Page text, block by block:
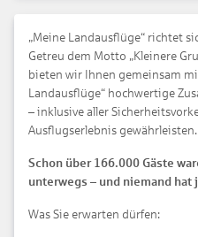
„Meine Landausflüge“ richtet
Getreu dem Motto „Kleinere
bieten wir Ihnen gemeinsam
Landausflüge“ hochwertige
– inklusive aller
Ausflugserlebnis gewährleisten.
Schon über 166.000 Gäste
unterwegs – und niemand hat
Was Sie erwarten dürfen: